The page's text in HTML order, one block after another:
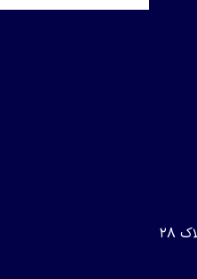
تهران - ولنجک - نبش خیابان چهاردهم - پلاک ۲۸